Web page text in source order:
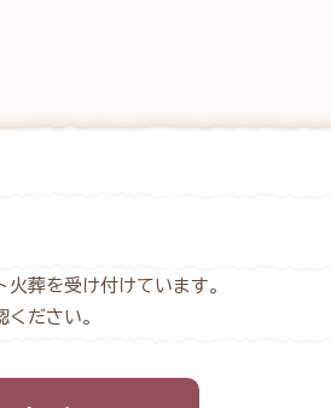
火葬を受け付けています。
ださい。